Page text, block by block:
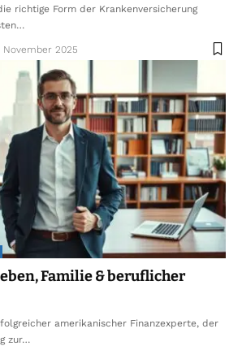
richtige Form der Krankenversicherung
…
November 2025
Familie & beruflicher
amerikanischer Finanzexperte, der
zur…